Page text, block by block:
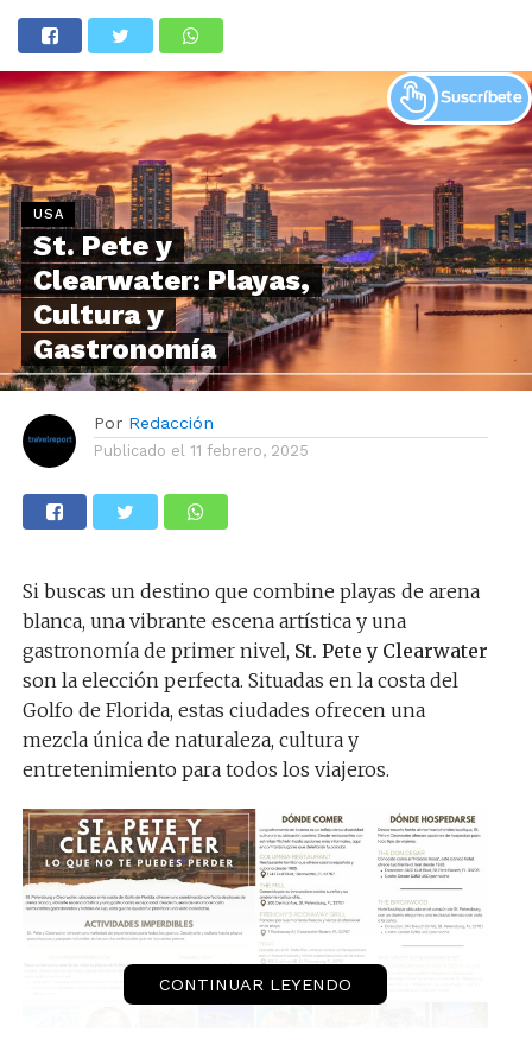
USA
St. Pete y
Clearwater: Playas,
Cultura y
Gastronomía
Por Redacción
Publicado el 11 febrero, 2025
Si buscas un destino que combine playas de arena
blanca, una vibrante escena artística y una
gastronomía de primer nivel, St. Pete y Clearwater
son la elección perfecta. Situadas en la costa del
Golfo de Florida, estas ciudades ofrecen una
mezcla única de naturaleza, cultura y
entretenimiento para todos los viajeros.
CONTINUAR LEYENDO